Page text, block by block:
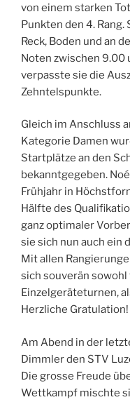
von einem starken
Punkten den 4.
Reck, Boden und an
Noten zwischen 9.00
verpasste sie die
Zehntelspunkte.
Gleich im Anschluss
Kategorie Damen
Startplätze an den
bekanntgegeben.
Frühjahr in
Hälfte des
ganz optimaler
sie sich nun auch ein
Mit allen
sich souverän sowohl
Einzelgeräteturnen,
Herzliche Gratulation!
Am Abend in der
Dimmler den STV
Die grosse Freude
Wettkampf mischte